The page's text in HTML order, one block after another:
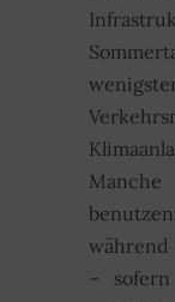
während
–